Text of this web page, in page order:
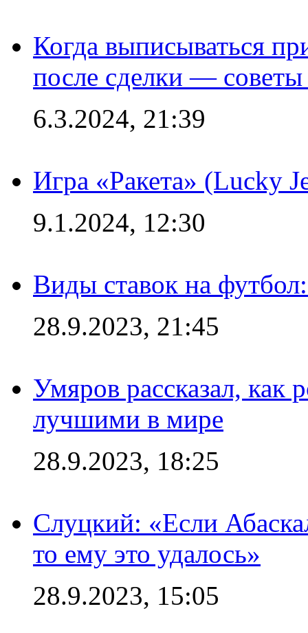
Когда выписываться
после сделки —
6.3.2024, 21:39
Игра «Ракета» (Lucky
9.1.2024, 12:30
Виды ставок на
28.9.2023, 21:45
Умяров рассказал, как
лучшими в мире
28.9.2023, 18:25
Слуцкий: «Если
то ему это удалось»
28.9.2023, 15:05